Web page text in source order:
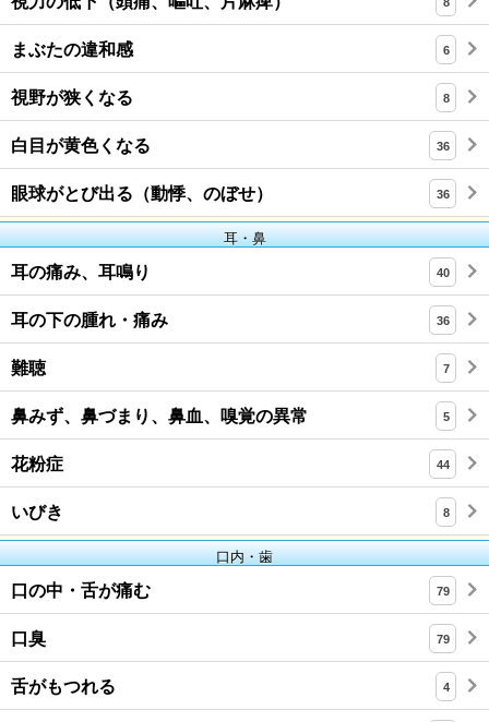
まぶたの違和感 6
視野が狭くなる 8
白目が黄色くなる 36
眼球がとび出る（動悸、のぼせ） 36
耳・鼻
耳の痛み、耳鳴り 40
耳の下の腫れ・痛み 36
難聴 7
鼻みず、鼻づまり、鼻血、嗅覚の異常 5
花粉症 44
いびき 8
口内・歯
口の中・舌が痛む 79
口臭 79
舌がもつれる 4